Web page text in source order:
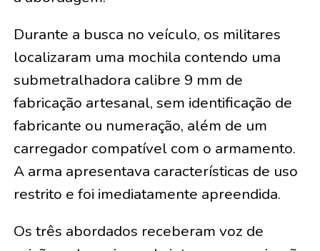
Durante a busca no veículo, os militares
localizaram uma mochila contendo uma
submetralhadora calibre 9 mm de
fabricação artesanal, sem identificação de
fabricante ou numeração, além de um
carregador compatível com o armamento.
A arma apresentava características de uso
restrito e foi imediatamente apreendida.
Os três abordados receberam voz de